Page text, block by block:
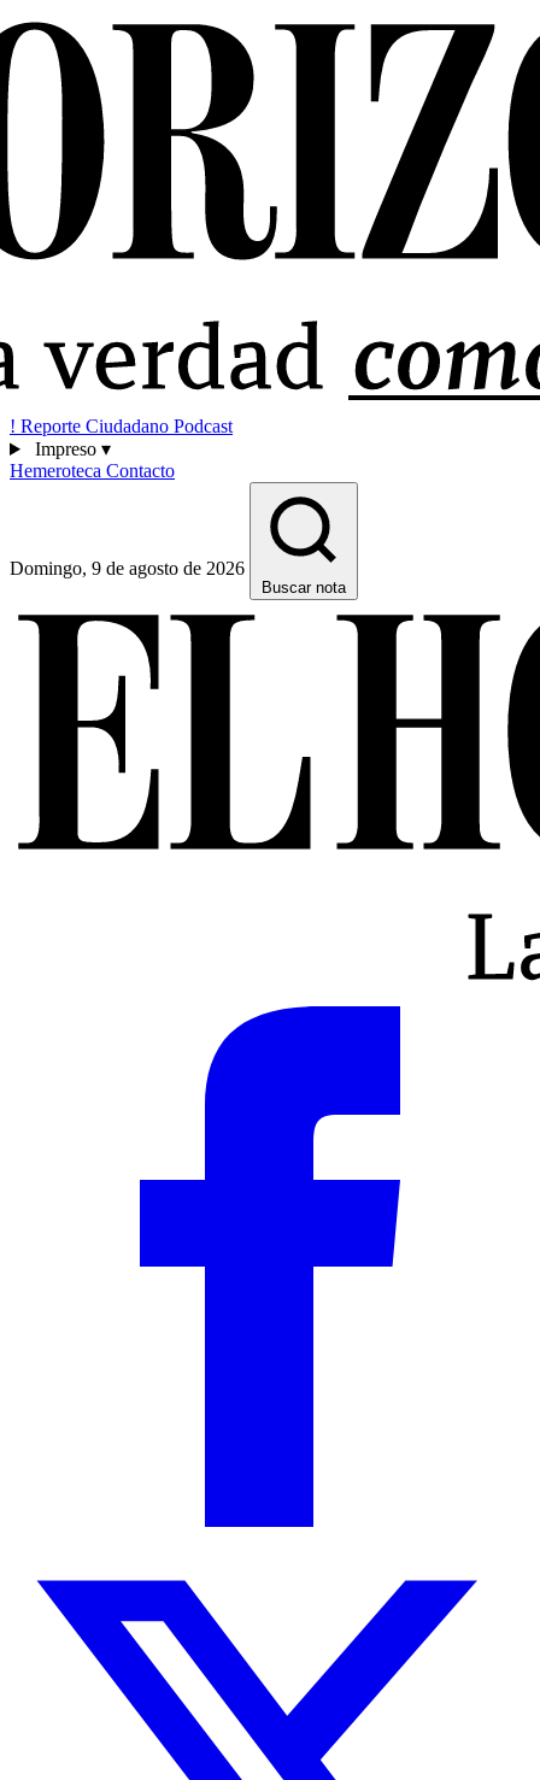
! Reporte Ciudadano Podcast
Impreso ▾
Hemeroteca Contacto
Domingo, 9 de agosto de 2026
Buscar nota